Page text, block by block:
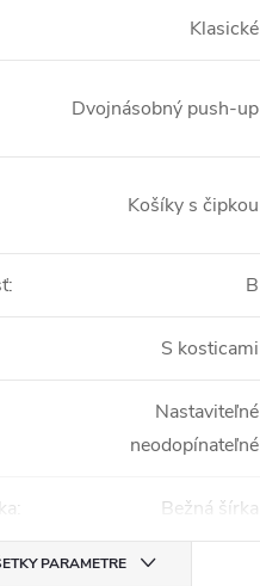
Klasické
Dvojnásobný push-up
Košíky s čipkou
: B
S kosticami
Nastaviteľné
neodopínateľné
: Bežná šírka
PARAMETRE